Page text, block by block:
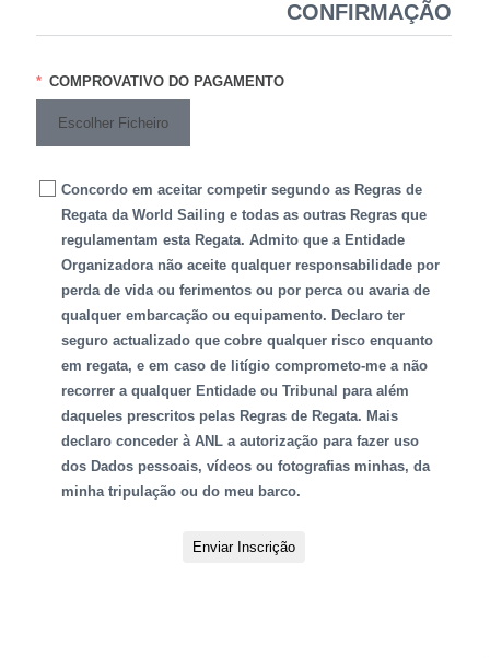
CONFIRMAÇÃO
COMPROVATIVO DO PAGAMENTO
Escolher Ficheiro
Concordo em aceitar competir segundo as Regras de
Regata da World Sailing e todas as outras Regras que
regulamentam esta Regata. Admito que a Entidade
Organizadora não aceite qualquer responsabilidade por
perda de vida ou ferimentos ou por perca ou avaria de
qualquer embarcação ou equipamento. Declaro ter
seguro actualizado que cobre qualquer risco enquanto
em regata, e em caso de litígio comprometo-me a não
recorrer a qualquer Entidade ou Tribunal para além
daqueles prescritos pelas Regras de Regata. Mais
declaro conceder à ANL a autorização para fazer uso
dos Dados pessoais, vídeos ou fotografias minhas, da
minha tripulação ou do meu barco.
Enviar Inscrição